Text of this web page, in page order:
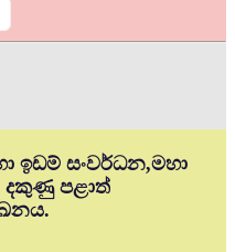
ඉඩම් සංවර්ධන,මහා
දකුණු පළාත්